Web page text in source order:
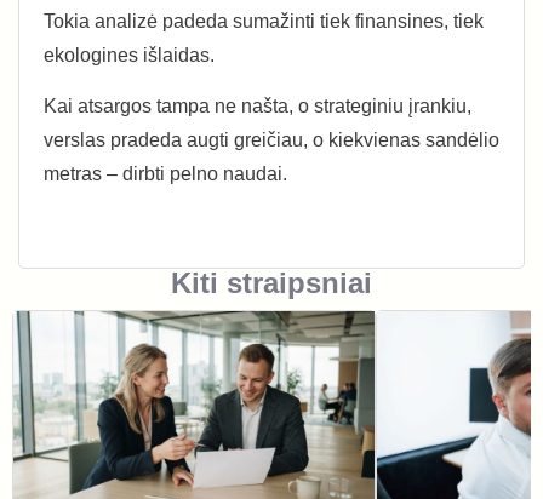
Tokia analizė padeda sumažinti tiek finansines, tiek
ekologines išlaidas.
Kai atsargos tampa ne našta, o strateginiu įrankiu,
verslas pradeda augti greičiau, o kiekvienas sandėlio
metras – dirbti pelno naudai.
Kiti straipsniai